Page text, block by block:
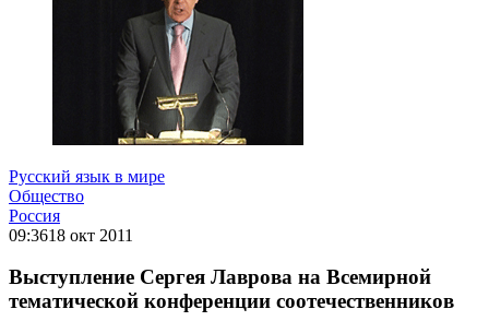
Русский язык в мире
Общество
Россия
09:3618 окт 2011
Выступление Сергея Лаврова на Всемирной
тематической конференции соотечественников